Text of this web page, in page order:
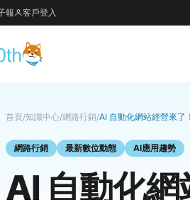
報 客戶登入
首頁/知識中心/網路行銷/AI 自動化網站經營來
網路行銷 最新數位動態 AI應用趨勢
AI 自動化